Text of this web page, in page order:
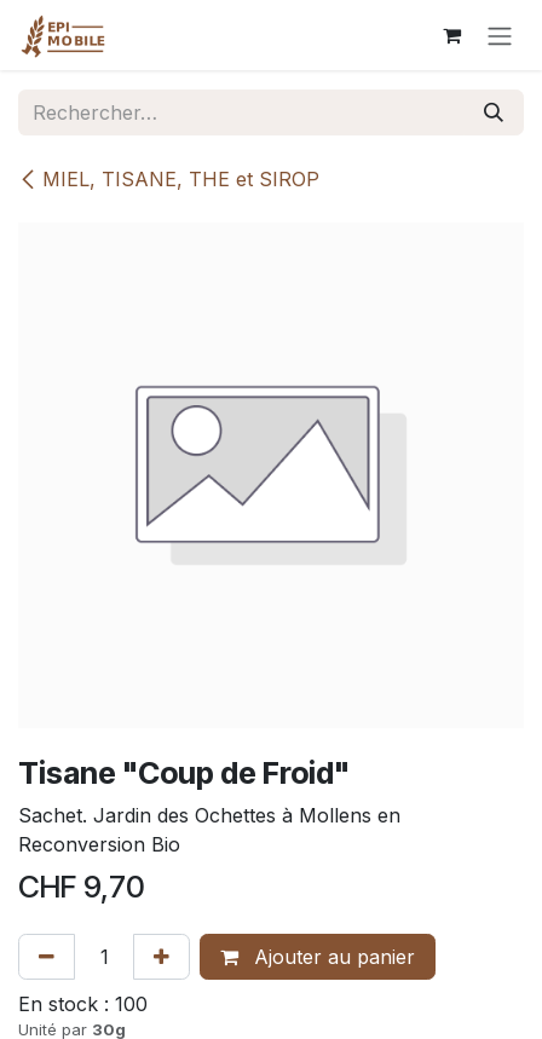
Se rendre au contenu
MIEL, TISANE, THE et SIROP
Tisane "Coup de Froid"
Sachet. Jardin des Ochettes à Mollens en
Reconversion Bio
CHF 9,70
Ajouter au panier
En stock : 100
Unité par 30g